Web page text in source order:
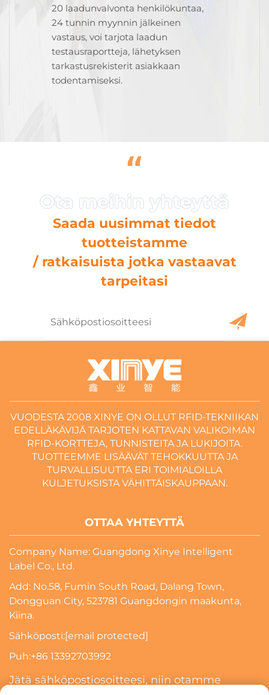
20 laadunvalvonta henkilökuntaa,
24 tunnin myynnin jälkeinen
vastaus, voi tarjota laadun
testausraportteja, lähetyksen
tarkastusrekisterit asiakkaan
todentamiseksi.
“
Saada uusimmat tiedot
tuotteistamme
/ ratkaisuista jotka vastaavat
tarpeitasi
VUODESTA 2008 XINYE ON OLLUT RFID-TEKNIIKAN
EDELLÄKÄVIJÄ TARJOTEN KATTAVAN VALIKOIMAN
RFID-KORTTEJA, TUNNISTEITA JA LUKIJOITA.
TUOTTEEMME LISÄÄVÄT TEHOKKUUTTA JA
TURVALLISUUTTA ERI TOIMIALOILLA
KULJETUKSISTA VÄHITTÄISKAUPPAAN.
OTTAA YHTEYTTÄ
Company Name: Guangdong Xinye Intelligent
Label Co., Ltd.
Add: No.58, Fumin South Road, Dalang Town,
Dongguan City, 523781 Guangdongin maakunta,
Kiina.
Sähköposti:[email protected]
Puh:+86 13392703992
Jätä sähköpostiosoitteesi, niin otamme